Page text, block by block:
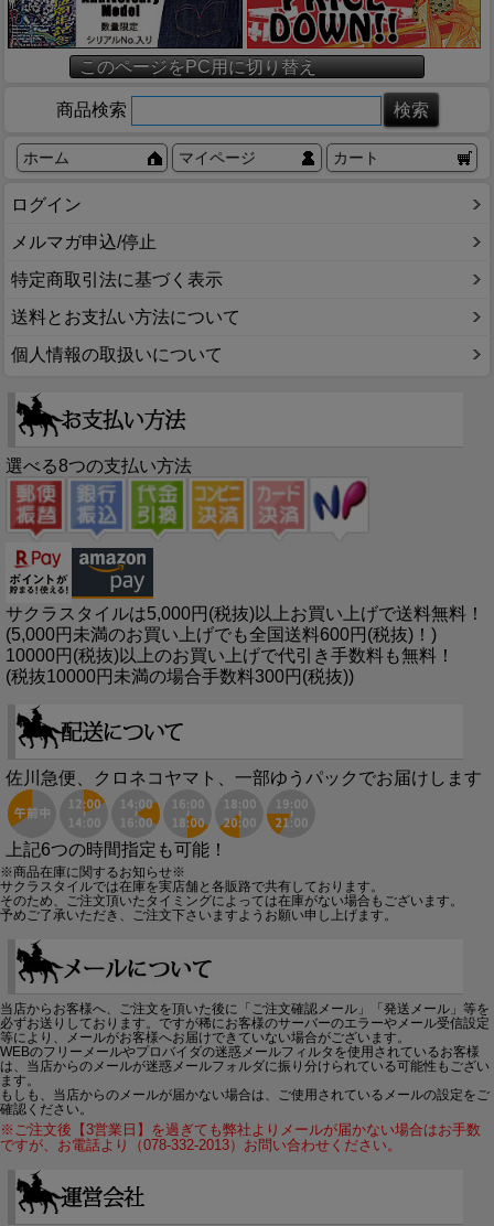
このページをPC用に切り替え
商品検索
ホーム マイページ カート
ログイン
メルマガ申込/停止
特定商取引法に基づく表示
送料とお支払い方法について
個人情報の取扱いについて
選べる8つの支払い方法
サクラスタイルは5,000円(税抜)以上お買い上げで送料無料！
(5,000円未満のお買い上げでも全国送料600円(税抜)！)
10000円(税抜)以上のお買い上げで代引き手数料も無料！
(税抜10000円未満の場合手数料300円(税抜))
佐川急便、クロネコヤマト、一部ゆうパックでお届けします
上記6つの時間指定も可能！
※商品在庫に関するお知らせ※
サクラスタイルでは在庫を実店舗と各販路で共有しております。
そのため、ご注文頂いたタイミングによっては在庫がない場合もございます。
予めご了承いただき、ご注文下さいますようお願い申し上げます。
当店からお客様へ、ご注文を頂いた後に「ご注文確認メール」「発送メール」等を
必ずお送りしております。ですが稀にお客様のサーバーのエラーやメール受信設定
等により、メールがお客様へお届けできていない場合がございます。
WEBのフリーメールやプロバイダの迷惑メールフィルタを使用されているお客様
は、当店からのメールが迷惑メールフォルダに振り分けられている可能性もござい
ます。
もしも、当店からのメールが届かない場合は、ご使用されているメールの設定をご
確認ください。
※ご注文後【3営業日】を過ぎても弊社よりメールが届かない場合はお手数
ですが、お電話より（078-332-2013）お問い合わせください。